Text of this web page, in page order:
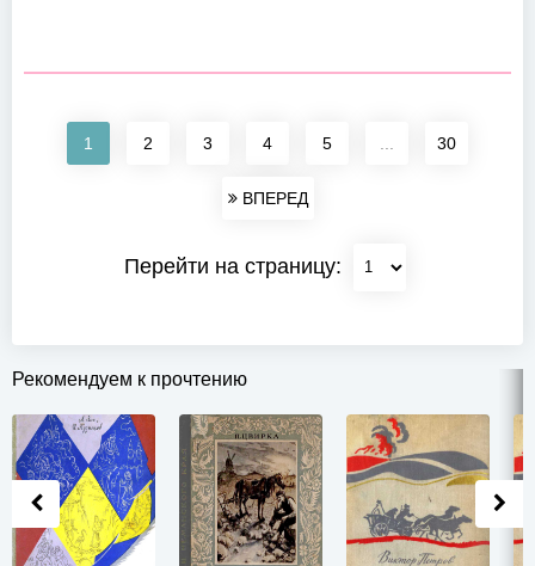
1 2 3 4 5 30
ВПЕРЕД
Перейти на страницу:
Рекомендуем к прочтению